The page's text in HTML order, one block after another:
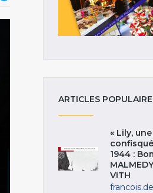
ARTICLES
« Lily,
1944 :
VITH